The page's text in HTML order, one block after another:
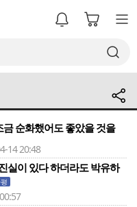
순화했어도 좋았을 것을
14 20:48
실이 있다 하더라도 박유하